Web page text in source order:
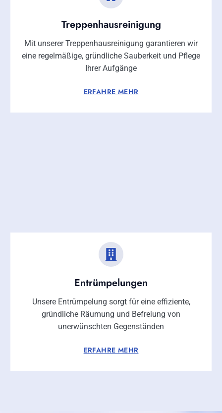
Treppenhausreinigung
Mit unserer Treppenhausreinigung garantieren wir
eine regelmäßige, gründliche Sauberkeit und Pflege
Ihrer Aufgänge
ERFAHRE MEHR
Entrümpelungen
Unsere Entrümpelung sorgt für eine effiziente,
gründliche Räumung und Befreiung von
unerwünschten Gegenständen
ERFAHRE MEHR